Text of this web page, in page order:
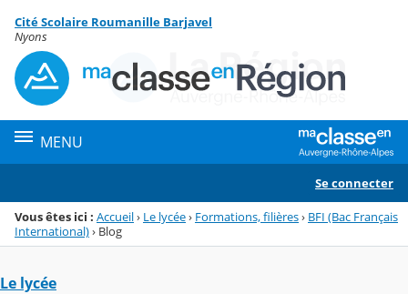
Menu de la rubrique
Contenu
Cité Scolaire Roumanille Barjavel
Nyons
MENU
Se connecter
Vous êtes ici : Accueil› Le lycée› Formations, filières› BFI (Bac Français
International)› Blog
Le lycée